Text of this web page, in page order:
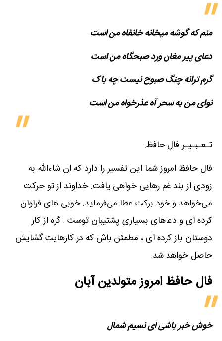
منم که گوشه میخانه خانقاه من است
دعای پیر مغان ورد صبحگاه من است
گرم ترانه چنگ صبوح نیست چه باک
نوای من به سحر آه عذرخواه من است
تـعـبـیـر فال حافظ:
فال حافظ امروز شما این تفسیر را دارد که ان شاءالله به
زودی از بند غم رهایی خواهی یافت. خداوند از تو حرکت
می‌خواهد و خود برکت عطا می‌فرماید. خوبی های فراوان
کرده ای و دعاهای بسیاری پشتیبان توست . گره از کار
دوستان باز کرده ای ، مطمئن باش که در کارهایت گشایش
حاصل خواهد شد.
فال حافظ امروز متولدین‌ آبان
خوش خبر باشی ای نسیم شمال